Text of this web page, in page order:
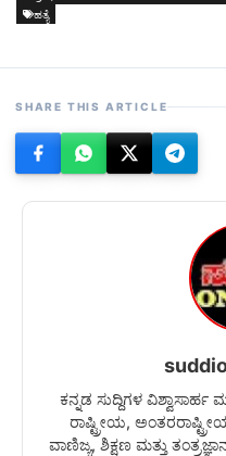
ಹತ್ಯೆ
SHARE THIS ARTICLE
ಕನ್ನಡ ಸುದ್ದಿಗಳ
ರಾಷ್ಟ್ರೀಯ,
ವಾಣಿಜ್ಯ, ಶಿಕ್ಷಣ ಮತ್ತು